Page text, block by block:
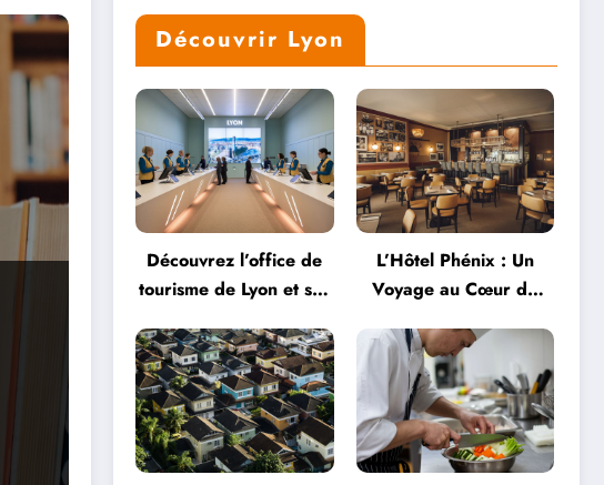
Découvrir Lyon
Découvrez l’office de
tourisme de Lyon et ses
L’Hôtel Phénix : Un
Voyage au Cœur de